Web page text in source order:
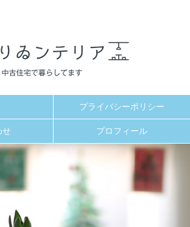
プライバシーポリシー
せ プロフィール